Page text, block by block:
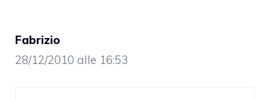
Fabrizio
28/12/2010 alle 16:53